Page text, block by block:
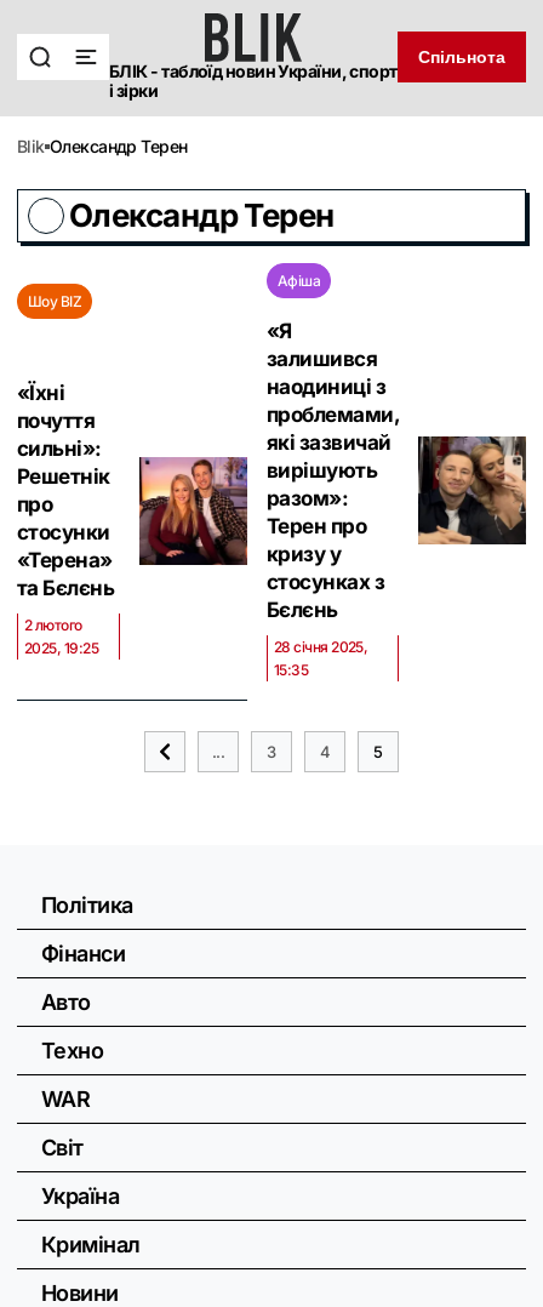
БЛІК - таблоїд новин України, спорт
і зірки
Спільнота
blik Олександр Терен
Олександр Терен
Шоу BIZ
«Їхні
почуття
сильні»:
Решетнік
про
стосунки
«Терена»
та Бєлєнь
2 лютого
2025, 19:25
Афіша
«Я
залишився
наодиниці з
проблемами,
які зазвичай
вирішують
разом»:
Терен про
кризу у
стосунках з
Бєлєнь
28 січня 2025,
15:35
... 3 4 5
Політика
Фінанси
Авто
Техно
WAR
Світ
Україна
Кримінал
Новини